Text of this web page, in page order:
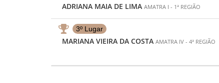
ADRIANA MAIA DE LIMA AMATRA I - 1ª REGIÃO
3º Lugar
MARIANA VIEIRA DA COSTA AMATRA IV - 4ª REGIÃO